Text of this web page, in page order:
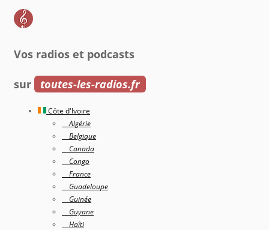
Vos radios et podcasts
sur toutes-les-radios.fr
Côte d'Ivoire
Algérie
Belgique
Canada
Congo
France
Guadeloupe
Guinée
Guyane
Haîti